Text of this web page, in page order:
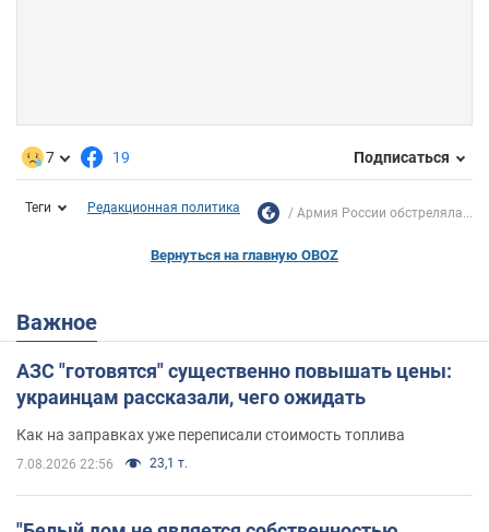
7 19 Подписаться
Теги Редакционная политика Армия России обстреляла...
Вернуться на главную OBOZ
Важное
АЗС "готовятся" существенно повышать цены:
украинцам рассказали, чего ожидать
Как на заправках уже переписали стоимость топлива
7.08.2026 22:56 23,1 т.